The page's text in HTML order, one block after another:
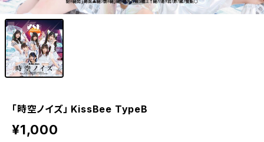
「時空ノイズ」 KissBee TypeB
¥1,000